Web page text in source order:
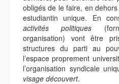
obligés de le faire, en
estudiantin unique. En
activités politiques
organisation) vont être
structures du parti au
l’espace proprement
l’organisation syndicale
visage découvert.